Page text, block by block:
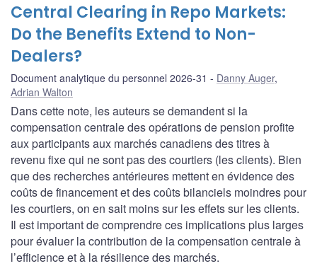
Central Clearing in Repo Markets:
Do the Benefits Extend to Non-
Dealers?
Document analytique du personnel 2026-31 Danny Auger,
Adrian Walton
Dans cette note, les auteurs se demandent si la
compensation centrale des opérations de pension profite
aux participants aux marchés canadiens des titres à
revenu fixe qui ne sont pas des courtiers (les clients). Bien
que des recherches antérieures mettent en évidence des
coûts de financement et des coûts bilanciels moindres pour
les courtiers, on en sait moins sur les effets sur les clients.
Il est important de comprendre ces implications plus larges
pour évaluer la contribution de la compensation centrale à
l’efficience et à la résilience des marchés.